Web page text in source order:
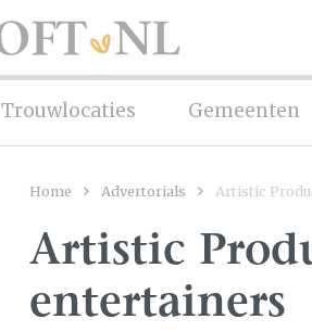
Trouwlocaties Gemeenten
Home Advertorials Artistic
Artistic
entertainers